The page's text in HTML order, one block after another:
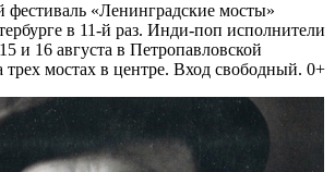
«Ленинградские мосты»
в 11-й раз. Инди-поп исполнители
и 16 августа в Петропавловской
трех мостах в центре. Вход свободный. 0+